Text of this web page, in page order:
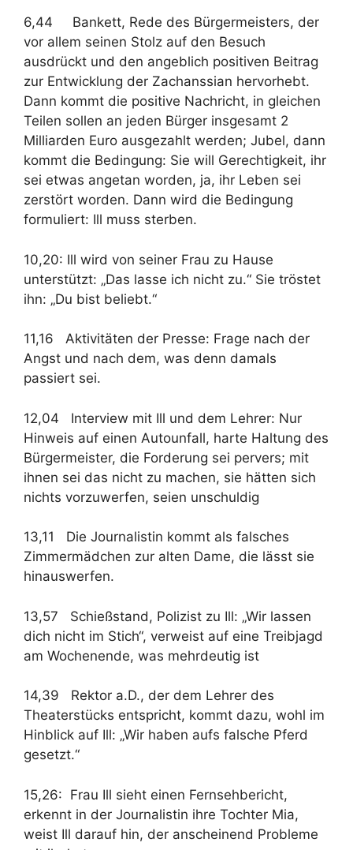
6,44 Bankett, Rede des Bürgermeisters, der
vor allem seinen Stolz auf den Besuch
ausdrückt und den angeblich positiven Beitrag
zur Entwicklung der Zachanssian hervorhebt.
Dann kommt die positive Nachricht, in gleichen
Teilen sollen an jeden Bürger insgesamt 2
Milliarden Euro ausgezahlt werden; Jubel, dann
kommt die Bedingung: Sie will Gerechtigkeit, ihr
sei etwas angetan worden, ja, ihr Leben sei
zerstört worden. Dann wird die Bedingung
formuliert: Ill muss sterben.
10,20: Ill wird von seiner Frau zu Hause
unterstützt: „Das lasse ich nicht zu.“ Sie tröstet
ihn: „Du bist beliebt.“
11,16 Aktivitäten der Presse: Frage nach der
Angst und nach dem, was denn damals
passiert sei.
12,04 Interview mit Ill und dem Lehrer: Nur
Hinweis auf einen Autounfall, harte Haltung des
Bürgermeister, die Forderung sei pervers; mit
ihnen sei das nicht zu machen, sie hätten sich
nichts vorzuwerfen, seien unschuldig
13,11 Die Journalistin kommt als falsches
Zimmermädchen zur alten Dame, die lässt sie
hinauswerfen.
13,57 Schießstand, Polizist zu Ill: „Wir lassen
dich nicht im Stich“, verweist auf eine Treibjagd
am Wochenende, was mehrdeutig ist
14,39 Rektor a.D., der dem Lehrer des
Theaterstücks entspricht, kommt dazu, wohl im
Hinblick auf Ill: „Wir haben aufs falsche Pferd
gesetzt.“
15,26: Frau Ill sieht einen Fernsehbericht,
erkennt in der Journalistin ihre Tochter Mia,
weist Ill darauf hin, der anscheinend Probleme